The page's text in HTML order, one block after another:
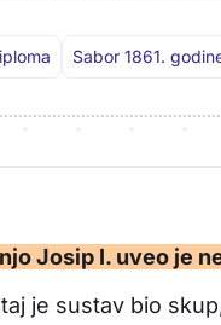
Sabor 1861.
Josip I. uveo je
je sustav bio